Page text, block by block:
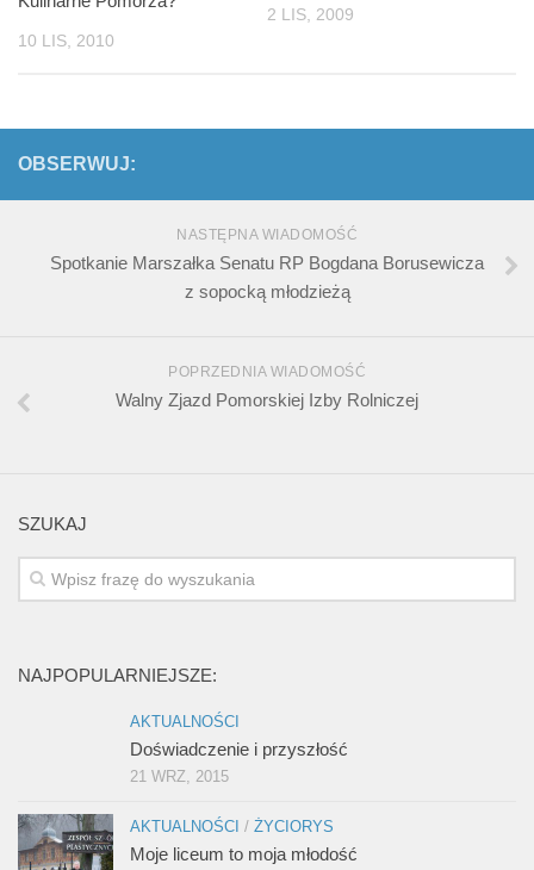
10 LIS, 2010
2 LIS, 2009
OBSERWUJ:
NASTĘPNA WIADOMOŚĆ
Spotkanie Marszałka Senatu RP Bogdana Borusewicza
z sopocką młodzieżą
POPRZEDNIA WIADOMOŚĆ
Walny Zjazd Pomorskiej Izby Rolniczej
SZUKAJ
NAJPOPULARNIEJSZE:
AKTUALNOŚCI
Doświadczenie i przyszłość
21 WRZ, 2015
AKTUALNOŚCI / ŻYCIORYS
Moje liceum to moja młodość